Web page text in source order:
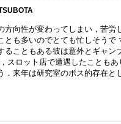
方向性が変わってしまい，苦労
とも多いのでとても忙しそうで
こともある彼は意外とギャン
スロット店で遭遇したことも
．来年は研究室のボス的存在と